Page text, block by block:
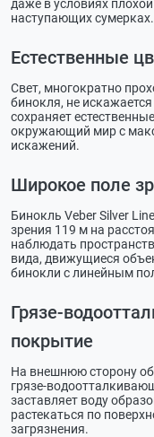
даже в условиях
наступающих сумерках.
Естественные
Свет, многократно
бинокля, не
сохраняет
окружающий мир с
искажений.
Широкое поле
Бинокль Veber Silver
зрения 119 м на
наблюдать
вида, движущиеся
бинокли с линейным
Грязе-
покрытие
На внешнюю сторону
грязе-
заставляет воду
растекаться по
загрязнения.